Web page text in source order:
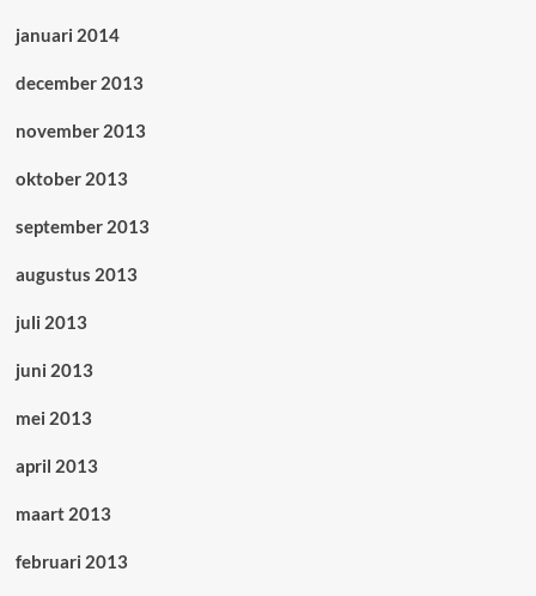
januari 2014
december 2013
november 2013
oktober 2013
september 2013
augustus 2013
juli 2013
juni 2013
mei 2013
april 2013
maart 2013
februari 2013